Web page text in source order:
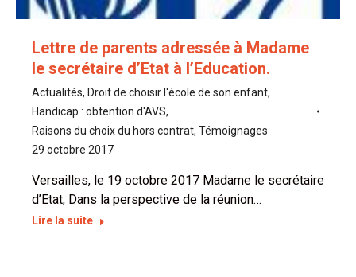
Lettre de parents adressée à Madame
le secrétaire d’Etat à l’Education.
Actualités, Droit de choisir l'école de son enfant,
Handicap : obtention d'AVS,
Raisons du choix du hors contrat, Témoignages
29 octobre 2017
Versailles, le 19 octobre 2017 Madame le secrétaire
d’Etat, Dans la perspective de la réunion…
Lire la suite